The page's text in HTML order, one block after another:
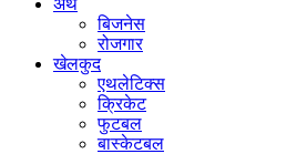
अर्थ
बिजनेस
रोजगार
खेलकुद
एथलेटिक्स
क्रिकेट
फुटबल
बास्केटबल